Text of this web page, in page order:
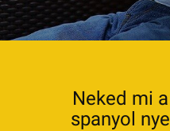
Neked mi
spanyol